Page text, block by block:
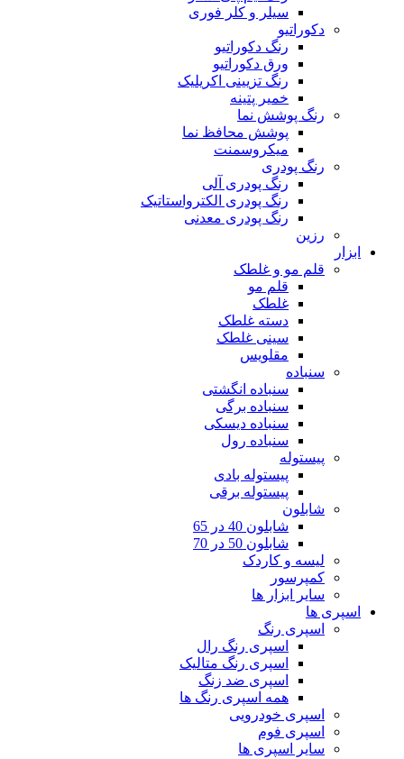
سیلر و کلر فوری
دکوراتیو
رنگ دکوراتیو
ورق دکوراتیو
رنگ تزیینی اکریلیک
خمیر پتینه
رنگ پوشش نما
پوشش محافظ نما
میکروسمنت
رنگ پودری
رنگ پودری آلی
رنگ پودری الکترواستاتیک
رنگ پودری معدنی
رزین
ابزار
قلم مو و غلطک
قلم مو
غلطک
دسته غلطک
سینی غلطک
مقلویس
سنباده
سنباده انگشتی
سنباده برگی
سنباده دیسکی
سنباده رول
پیستوله
پیستوله بادی
پیستوله برقی
شابلون
شابلون 40 در 65
شابلون 50 در 70
لیسه و کاردک
کمپرسور
سایر ابزار ها
اسپری ها
اسپری رنگ
اسپری رنگ رال
اسپری رنگ متالیک
اسپری ضد زنگ
همه اسپری رنگ ها
اسپری خودرویی
اسپری فوم
سایر اسپری ها